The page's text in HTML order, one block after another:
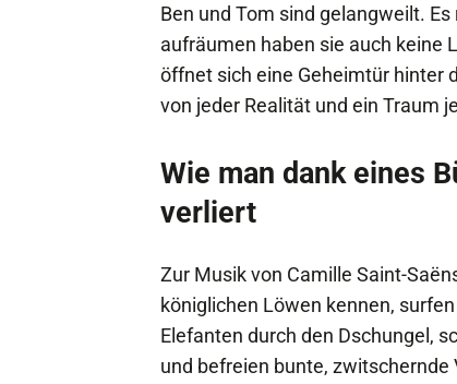
Ben und Tom sind gelangweilt.
aufräumen haben sie auch keine
öffnet sich eine Geheimtür hinter
von jeder Realität und ein Traum
Wie man dank eines
verliert
Zur Musik von Camille Saint-
königlichen Löwen kennen,
Elefanten durch den Dschungel,
und befreien bunte,